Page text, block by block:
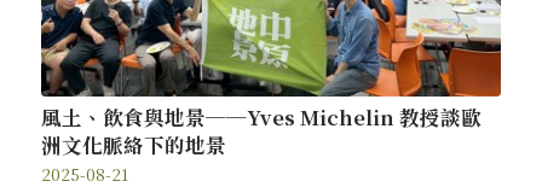
風土、飲食與地景──Yves Michelin 教授談歐
洲文化脈絡下的地景
2025-08-21